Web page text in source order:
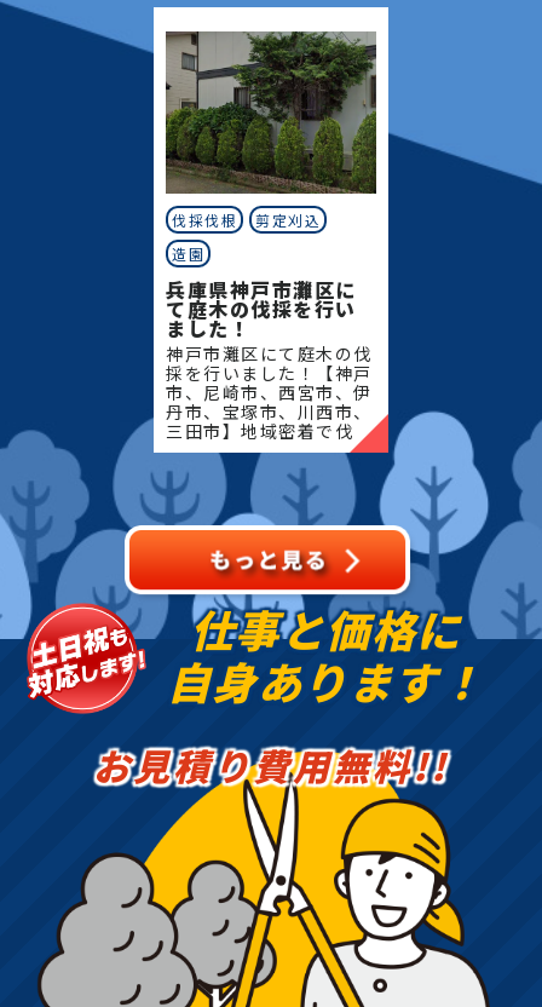
当社にご相談ください！
当社
当社にご相談ください！
当社
伐採伐根
剪定刈込
造園
兵庫県神戸市灘区に
て庭木の伐採を行い
ました！
神戸市灘区にて庭木の伐
採を行いました！【神戸
市、尼崎市、西宮市、伊
丹市、宝塚市、川西市、
三田市】地域密着で伐
採・抜根・剪定・草刈り
などのお庭のこと、造
園・植木屋をお探しなら
当社にご相談ください！
当社で
仕事と価格に
自身あります！
お見積り費用無料!!